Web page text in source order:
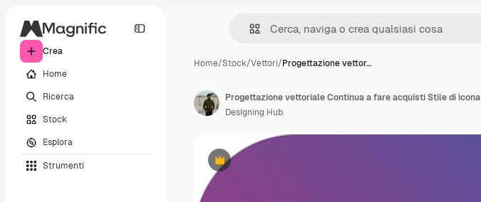
Crea
Home
Ricerca
Stock
Esplora
Strumenti
Home/Stock/Vettori/Progettazione vettor…
Premium
Progettazione vettoriale Continua a fare acquisti Stile di icona
Designing Hub